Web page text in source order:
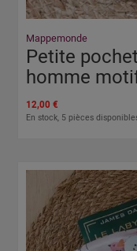
Mappemonde
Petite
homme
12,00 €
En stock, 5 pièces